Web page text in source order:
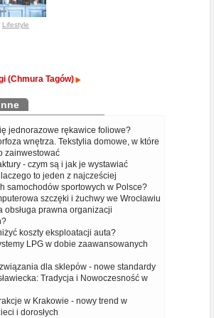
Lifestyle
(Chmura Tagów)
jednorazowe rękawice foliowe?
wnętrza. Tekstylia domowe, w które
zainwestować
- czym są i jak je wystawiać
to jeden z najcześciej
samochodów sportowych w Polsce?
szczęki i żuchwy we Wrocławiu
obsługa prawna organizacji
koszty eksploatacji auta?
LPG w dobie zaawansowanych
dla sklepów - nowe standardy
Tradycja i Nowoczesność w
w Krakowie - nowy trend w
i dorosłych